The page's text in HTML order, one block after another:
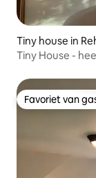
Tiny house in
Tiny House -
Favoriet van
Favoriet van